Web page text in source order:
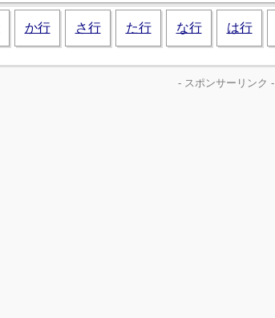
か行 さ行 た行 な行 は行
- スポンサーリンク -